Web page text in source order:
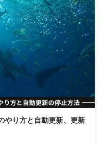
やり方と自動更新、更新